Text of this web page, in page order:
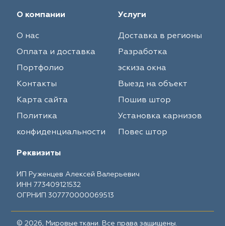
О компании
О нас
Оплата и доставка
Портфолио
Контакты
Карта сайта
Политика
конфиденциальности
Услуги
Доставка в регионы
Разработка
эскиза окна
Выезд на объект
Пошив штор
Установка карнизов
Повес штор
Реквизиты
ИП Руженцев Алексей Валерьевич
ИНН 773409121532
ОГРНИП 307770000069513
© 2026, Мировые ткани. Все права защищены.